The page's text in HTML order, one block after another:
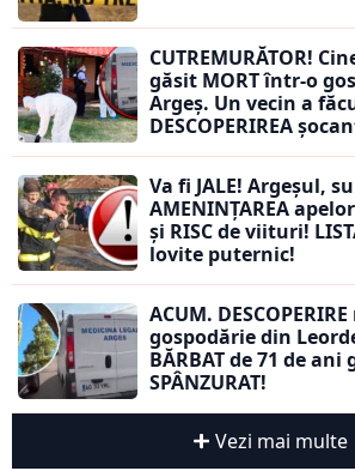
CUTREMURĂTOR!
găsit MORT într-o
Argeș. Un vecin a
DESCOPERIREA
Va fi JALE! Argeșul,
AMENINȚAREA
și RISC de viituri!
lovite puternic!
ACUM.
gospodărie din
BĂRBAT de 71 de ani
SPÂNZURAT!
Vezi mai multe